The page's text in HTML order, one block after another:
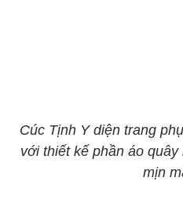
Cúc Tịnh Y diện trang
với thiết kế phần áo
mịn